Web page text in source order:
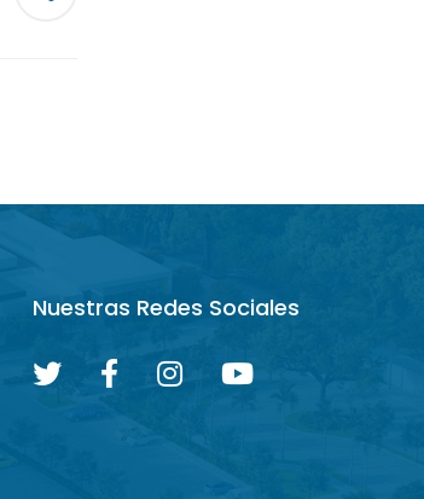
Nuestras Redes Sociales